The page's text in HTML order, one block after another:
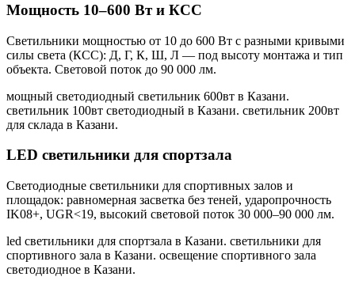
Мощность 10–600 Вт и КСС
Светильники мощностью от 10 до 600 Вт с разными кривыми
силы света (КСС): Д, Г, К, Ш, Л — под высоту монтажа и тип
объекта. Световой поток до 90 000 лм.
мощный светодиодный светильник 600вт в Казани.
светильник 100вт светодиодный в Казани. светильник 200вт
для склада в Казани.
LED светильники для спортзала
Светодиодные светильники для спортивных залов и
площадок: равномерная засветка без теней, ударопрочность
IK08+, UGR<19, высокий световой поток 30 000–90 000 лм.
led светильники для спортзала в Казани. светильники для
спортивного зала в Казани. освещение спортивного зала
светодиодное в Казани.